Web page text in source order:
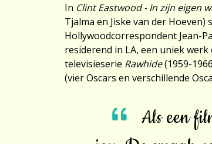
In Clint Eastwood - In zijn eigen
Tjalma en Jiske van der
Hollywoodcorrespondent Jean-
residerend in LA, een uniek
televisieserie Rawhide(1959-
(vier Oscars en verschillende
Als een